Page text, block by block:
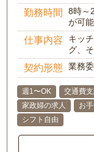
勤務時間
8時～
が可
仕事内容
キッ
グ、
契約形態 業務
週1〜OK 交通費
家政婦の求人
お
シフト自由